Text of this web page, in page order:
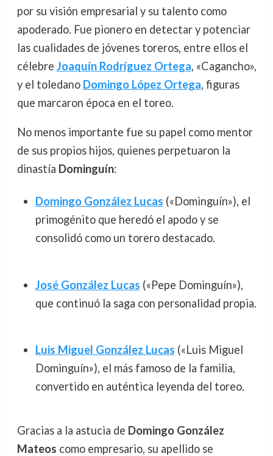
por su visión empresarial y su talento como
apoderado. Fue pionero en detectar y potenciar
las cualidades de jóvenes toreros, entre ellos el
célebre Joaquín Rodríguez Ortega, «Cagancho»,
y el toledano Domingo López Ortega, figuras
que marcaron época en el toreo.
No menos importante fue su papel como mentor
de sus propios hijos, quienes perpetuaron la
dinastía Dominguín:
Domingo González Lucas («Dominguín»), el
primogénito que heredó el apodo y se
consolidó como un torero destacado.
José González Lucas («Pepe Dominguín»),
que continuó la saga con personalidad propia.
Luis Miguel González Lucas («Luis Miguel
Dominguín»), el más famoso de la familia,
convertido en auténtica leyenda del toreo.
Gracias a la astucia de Domingo González
Mateos como empresario, su apellido se